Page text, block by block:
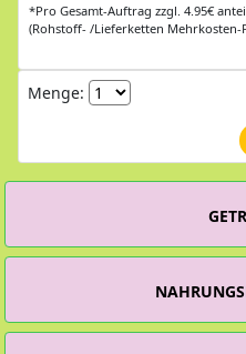
*Pro Gesamt-Auftrag zzgl. 4.95€
(Rohstoff- /Lieferketten Mehrkosten-
Menge: